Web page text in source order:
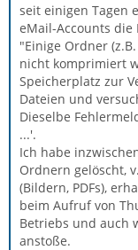
seit einigen Tagen
eMail-Accounts die
"Einige Ordner
nicht komprimiert
Speicherplatz zur
Dateien und
Dieselbe
...'.
Ich habe
Ordnern gelöscht,
(Bildern, PDFs),
beim Aufruf von
Betriebs und auch
anstoße.